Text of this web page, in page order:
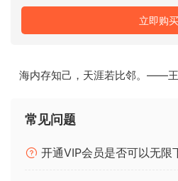
Zero-G Sahara Beats 具有源自中
情调的打击乐节拍和律动。然而，
Sahara Beats 是一个基于循环切
同的变化。库中包含 2000 多个中
该界面包含大量令人惊叹的功能和
来创建、排列和组合他们自己的高
立即购买
海内存知己，天涯若比邻。——王
常见问题
开通VIP会员是否可以无限